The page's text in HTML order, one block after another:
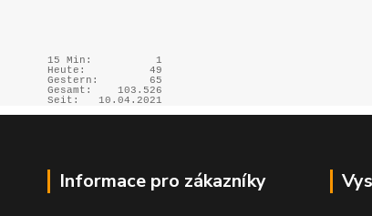
15 Min:
1
Heute:
49
Gestern:
65
Gesamt:
103.526
Seit:
10.04.2021
Informace pro zákazníky